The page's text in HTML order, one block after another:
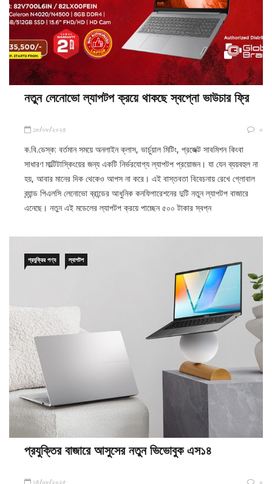
নতুন লেনোভো ল্যাপটপ ক্রয়ে থাকছে স্বপ্নো ভাউচার ফ্রি
১৮/০৮/২০২৫ ০
ক.বি.ডেস্ক: বর্তমান সময়ে অনলাইন ক্লাস, ভার্চুয়াল মিটিং, প্রজেক্ট সাবমিশন কিংবা
সাধারণ মাল্টিটাস্কিংয়ের জন্য একটি নির্ভরযোগ্য ল্যাপটপ প্রয়োজন। যা যেন ব্যয়বহুল না
হয়, আবার মানের দিক থেকেও আপস না করে। এই বাস্তবতা বিবেচনায় রেখে গ্লোবাল
ব্র্যান্ড পিএলসি লেনোভো ব্রান্ডের আধুনিক কনফিগারেশনের দুটি নতুন ল্যাপটপ বাজারে
এনেছে। নতুন এই মডেলের ল্যাপটপ ক্রয়ে পাচ্ছেন ৫০০ টাকার স্বপ্ন
প্রযুক্রির পণ্য ল্যাপটপ
প্রযুক্তির বাজারে আসুসের নতুন ভিভোবুক এস১৪